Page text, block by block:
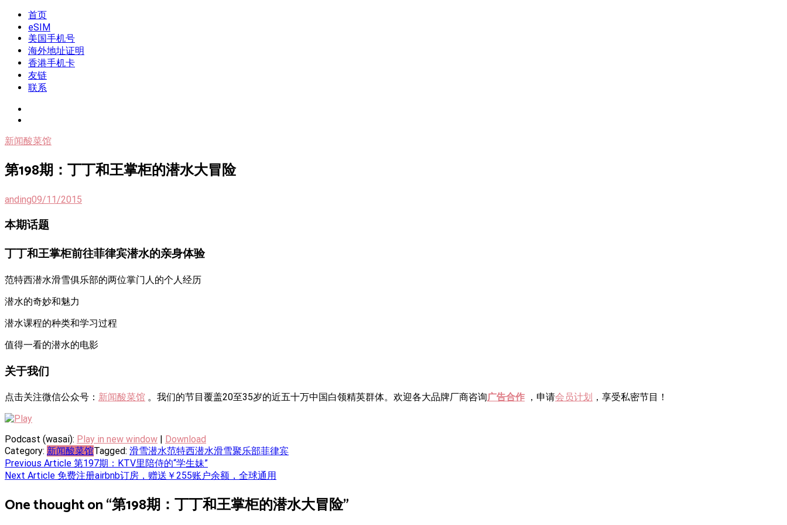
Skip
content
我是王掌柜
新闻酸菜馆|极客电台|自媒体联盟
首页
eSIM
美国手机号
海外地址证明
香港手机卡
友链
联系
新闻酸菜馆
第198期：丁丁和王掌柜的潜水大冒险
anding09/11/2015
本期话题
丁丁和王掌柜前往菲律宾潜水的亲身体验
范特西潜水滑雪俱乐部的两位掌门人的个人经历
潜水的奇妙和魅力
潜水课程的种类和学习过程
值得一看的潜水的电影
关于我们
点击关注微信公众号： 新闻酸菜馆 。我们的节目覆盖20至35岁的近五十万中国白领精英群体。欢迎各大品牌厂商咨询广告合作 ，申请会员计划 ，享受私密节目！
Podcast (wasai): Play in new window
Download
Category: 新闻酸菜馆Tagged: 滑雪潜水范特西潜水滑雪聚乐部菲律宾
Post
Previous Article 第197期：KTV里陪侍的“学生妹”
Next Article 免费注册airbnb订房，赠送￥255账户余额，全球通用
One thought on “第198期：丁丁和王掌柜的潜水大冒险”